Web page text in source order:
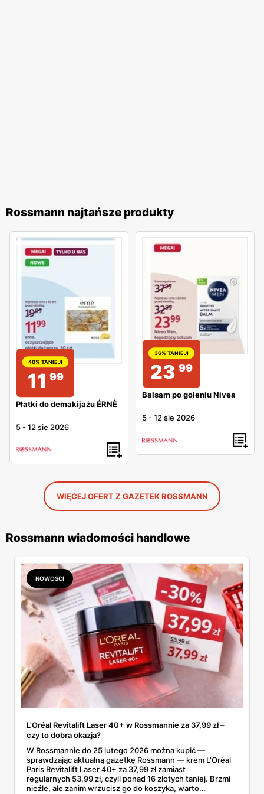
Rossmann najtańsze produkty
40% TANIEJ!
11 99
Płatki do demakijażu ÉRNÈ
5 -12 sie 2026
36% TANIEJ!
23 99
Balsam po goleniu Nivea
5 -12 sie 2026
WIĘCEJ OFERT Z GAZETEK ROSSMANN
Rossmann wiadomości handlowe
NOWOŚCI
L'Oréal Revitalift Laser 40+ w Rossmannie za 37,99 zł –
czy to dobra okazja?
W Rossmannie do 25 lutego 2026 można kupić —
sprawdzając aktualną gazetkę Rossmann — krem L'Oréal
Paris Revitalift Laser 40+ za 37,99 zł zamiast
regularnych 53,99 zł, czyli ponad 16 złotych taniej. Brzmi
nieźle, ale zanim wrzucisz go do koszyka, warto